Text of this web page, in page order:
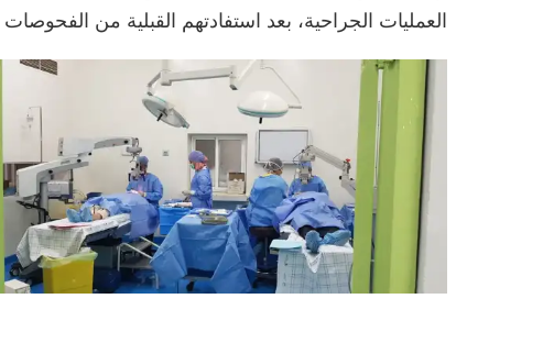
العمليات الجراحية، بعد استفادتهم القبلية من الفحوصات